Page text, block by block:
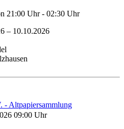
21:00 Uhr - 02:30 Uhr
– 10.10.2026
- Altpapiersammlung
09:00 Uhr